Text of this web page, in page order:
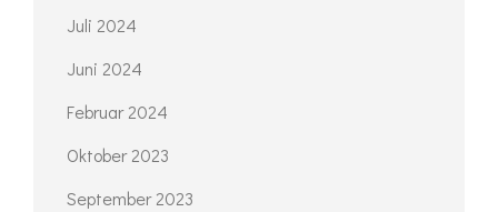
Juli 2024
Juni 2024
Februar 2024
Oktober 2023
September 2023